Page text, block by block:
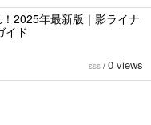
2025年最新版｜影ライナ
イド
sss / 0 views